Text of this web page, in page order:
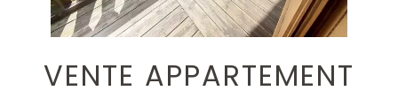
VENTE APPARTEMENT